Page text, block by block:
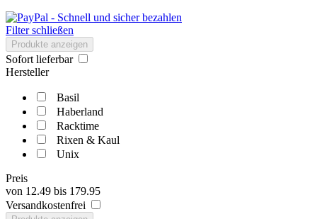
Filter schließen
Produkte anzeigen
Sofort lieferbar
Hersteller
Basil
Haberland
Racktime
Rixen & Kaul
Unix
Preis
von 12.49 bis 179.95
Versandkostenfrei